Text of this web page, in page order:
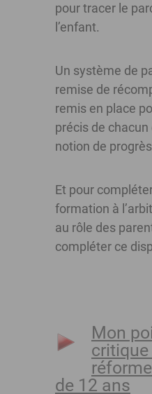
pour tracer le
l’enfant.
Un système de
remise de
remis en place
précis de
notion de
Et pour
formation à
au rôle des
compléter ce
Mon
de 12 ans